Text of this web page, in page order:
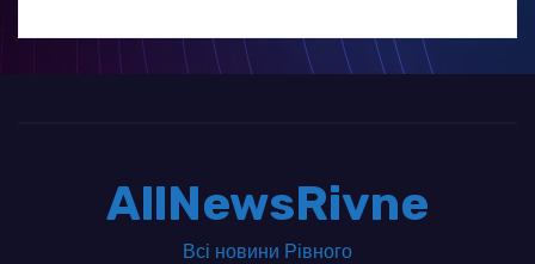
AllNewsRivne
Всі новини Рівного